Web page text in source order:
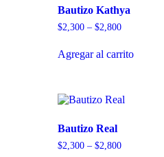
Bautizo Kathya
$2,300 – $2,800
Agregar al carrito
Bautizo Real
$2,300 – $2,800